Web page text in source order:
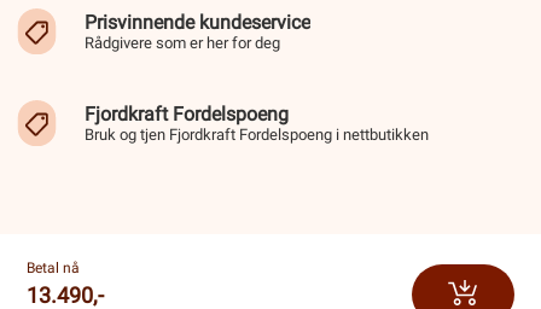
Prisvinnende kundeservice
Rådgivere som er her for deg
Fjordkraft Fordelspoeng
Bruk og tjen Fjordkraft Fordelspoeng i nettbutikken
Betal nå
13.490,-